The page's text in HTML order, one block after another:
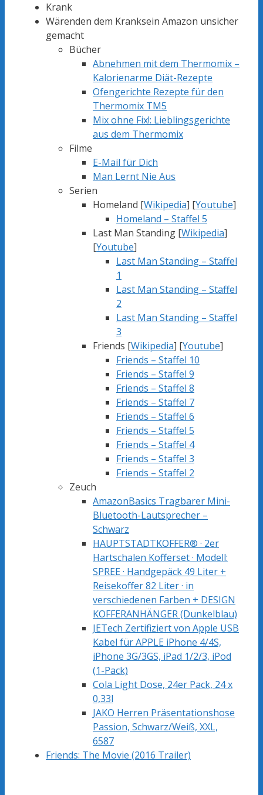
Krank
Wärenden dem Kranksein Amazon unsicher
gemacht
Bücher
Abnehmen mit dem Thermomix –
Kalorienarme Diät-Rezepte
Ofengerichte Rezepte für den
Thermomix TM5
Mix ohne Fix!: Lieblingsgerichte
aus dem Thermomix
Filme
E-Mail für Dich
Man Lernt Nie Aus
Serien
Homeland [Wikipedia] [Youtube]
Homeland – Staffel 5
Last Man Standing [Wikipedia]
[Youtube]
Last Man Standing – Staffel
1
Last Man Standing – Staffel
2
Last Man Standing – Staffel
3
Friends [Wikipedia] [Youtube]
Friends – Staffel 10
Friends – Staffel 9
Friends – Staffel 8
Friends – Staffel 7
Friends – Staffel 6
Friends – Staffel 5
Friends – Staffel 4
Friends – Staffel 3
Friends – Staffel 2
Zeuch
AmazonBasics Tragbarer Mini-
Bluetooth-Lautsprecher –
Schwarz
HAUPTSTADTKOFFER® · 2er
Hartschalen Kofferset · Modell:
SPREE · Handgepäck 49 Liter +
Reisekoffer 82 Liter · in
verschiedenen Farben + DESIGN
KOFFERANHÄNGER (Dunkelblau)
JETech Zertifiziert von Apple USB
Kabel für APPLE iPhone 4/4S,
iPhone 3G/3GS, iPad 1/2/3, iPod
(1-Pack)
Cola Light Dose, 24er Pack, 24 x
0,33l
JAKO Herren Präsentationshose
Passion, Schwarz/Weiß, XXL,
6587
Friends: The Movie (2016 Trailer)